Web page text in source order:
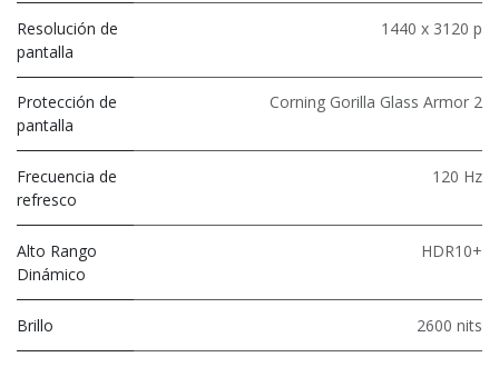
Resolución de
pantalla
1440 x 3120 p
Protección de
pantalla
Corning Gorilla Glass Armor 2
Frecuencia de
refresco
120 Hz
Alto Rango
Dinámico
HDR10+
Brillo 2600 nits